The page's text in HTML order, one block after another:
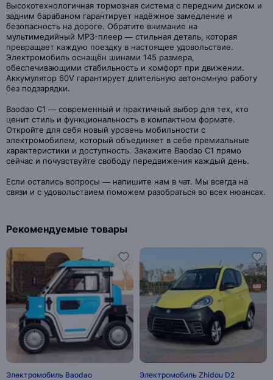
Высокотехнологичная тормозная система с передним диском и
задним барабаном гарантирует надёжное замедление и
безопасность на дороге. Обратите внимание на
мультимедийный MP3-плеер — стильная деталь, которая
превращает каждую поездку в настоящее удовольствие.
Электромобиль оснащён шинами 145 размера,
обеспечивающими стабильность и комфорт при движении.
Аккумулятор 60V гарантирует длительную автономную работу
без подзарядки.
Baodao С1 — современный и практичный выбор для тех, кто
ценит стиль и функциональность в компактном формате.
Откройте для себя новый уровень мобильности с
электромобилем, который объединяет в себе премиальные
характеристики и доступность. Закажите Baodao С1 прямо
сейчас и почувствуйте свободу передвижения каждый день.
Если остались вопросы — напишите нам в чат. Мы всегда на
связи и с удовольствием поможем разобраться во всех нюансах.
Рекомендуемые товары
Электромобиль Baodao Электромобиль Zhidou D2